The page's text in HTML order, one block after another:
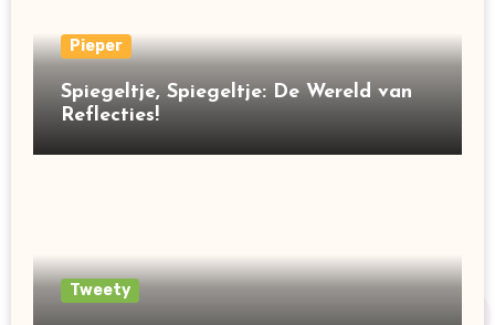
Pieper
Spiegeltje, Spiegeltje: De Wereld van
Reflecties!
Tweety